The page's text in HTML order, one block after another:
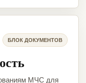
БЛОК ДОКУМЕНТОВ
МЧС для